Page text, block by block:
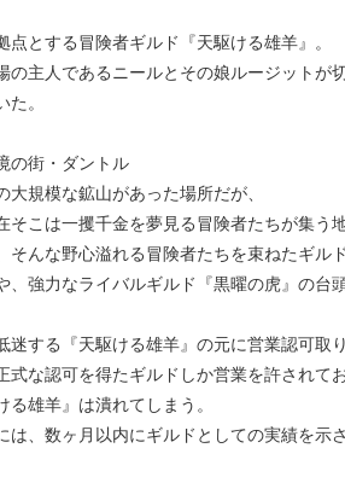
とする冒険者ギルド『天駆ける雄羊』。
の主人であるニールとその娘ルージットが
。
の街・ダントル
規模な鉱山があった場所だが、
そこは一攫千金を夢見る冒険者たちが集う
そんな野心溢れる冒険者たちを束ねたギル
、強力なライバルギルド『黒曜の虎』の台
迷する『天駆ける雄羊』の元に営業認可取
式な認可を得たギルドしか営業を許されて
雄羊』は潰れてしまう。
は、数ヶ月以内にギルドとしての実績を示